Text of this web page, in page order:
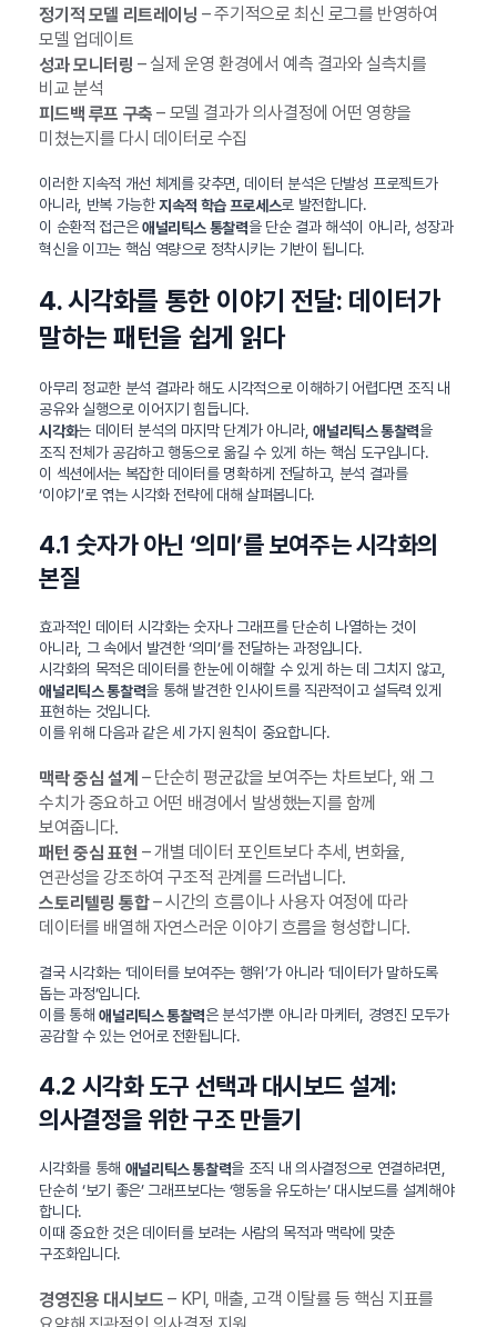
정기적 모델 리트레이닝 – 주기적으로 최신 로그를 반영하여
모델 업데이트
성과 모니터링 – 실제 운영 환경에서 예측 결과와 실측치를
비교 분석
피드백 루프 구축 – 모델 결과가 의사결정에 어떤 영향을
미쳤는지를 다시 데이터로 수집
이러한 지속적 개선 체계를 갖추면, 데이터 분석은 단발성 프로젝트가
아니라, 반복 가능한지속적 학습 프로세스로 발전합니다.
이 순환적 접근은애널리틱스 통찰력을 단순 결과 해석이 아니라, 성장과
혁신을 이끄는 핵심 역량으로 정착시키는 기반이 됩니다.
4. 시각화를 통한 이야기 전달: 데이터가
말하는 패턴을 쉽게 읽다
아무리 정교한 분석 결과라 해도 시각적으로 이해하기 어렵다면 조직 내
공유와 실행으로 이어지기 힘듭니다.
시각화는 데이터 분석의 마지막 단계가 아니라,애널리틱스 통찰력을
조직 전체가 공감하고 행동으로 옮길 수 있게 하는 핵심 도구입니다.
이 섹션에서는 복잡한 데이터를 명확하게 전달하고, 분석 결과를
‘이야기’로 엮는 시각화 전략에 대해 살펴봅니다.
4.1 숫자가 아닌 ‘의미’를 보여주는 시각화의
본질
효과적인 데이터 시각화는 숫자나 그래프를 단순히 나열하는 것이
아니라, 그 속에서 발견한 ‘의미’를 전달하는 과정입니다.
시각화의 목적은 데이터를 한눈에 이해할 수 있게 하는 데 그치지 않고,
애널리틱스 통찰력을 통해 발견한 인사이트를 직관적이고 설득력 있게
표현하는 것입니다.
이를 위해 다음과 같은 세 가지 원칙이 중요합니다.
맥락 중심 설계 – 단순히 평균값을 보여주는 차트보다, 왜 그
수치가 중요하고 어떤 배경에서 발생했는지를 함께
보여줍니다.
패턴 중심 표현 – 개별 데이터 포인트보다 추세, 변화율,
연관성을 강조하여 구조적 관계를 드러냅니다.
스토리텔링 통합– 시간의 흐름이나 사용자 여정에 따라
데이터를 배열해 자연스러운 이야기 흐름을 형성합니다.
결국 시각화는 ‘데이터를 보여주는 행위’가 아니라 ‘데이터가 말하도록
돕는 과정’입니다.
이를 통해애널리틱스 통찰력은 분석가뿐 아니라 마케터, 경영진 모두가
공감할 수 있는 언어로 전환됩니다.
4.2 시각화 도구 선택과 대시보드 설계:
의사결정을 위한 구조 만들기
시각화를 통해 애널리틱스 통찰력을 조직 내 의사결정으로 연결하려면,
단순히 ‘보기 좋은’ 그래프보다는 ‘행동을 유도하는’ 대시보드를 설계해야
합니다.
이때 중요한 것은 데이터를 보려는 사람의 목적과 맥락에 맞춘
구조화입니다.
경영진용 대시보드 – KPI, 매출, 고객 이탈률 등 핵심 지표를